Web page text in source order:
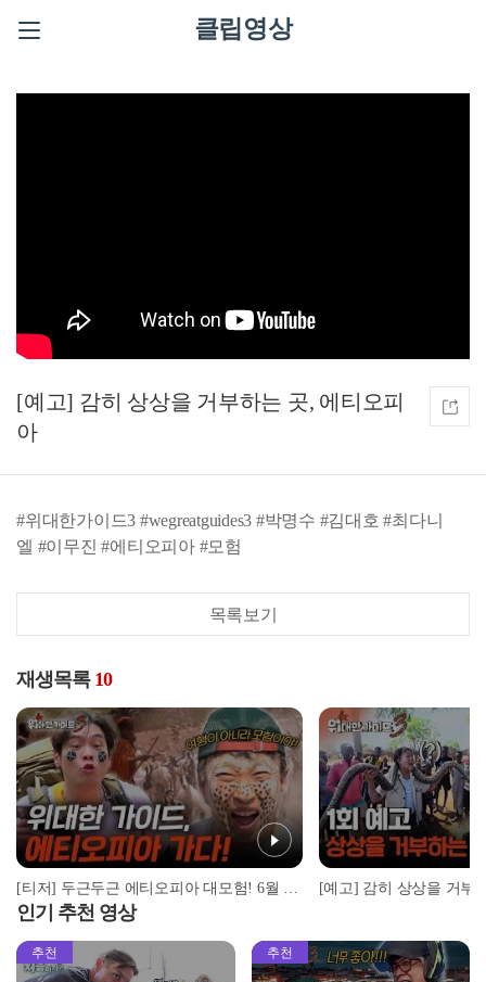
클립영상
[예고] 감히 상상을 거부하는 곳, 에티오피
아
#위대한가이드3 #wegreatguides3 #박명수 #김대호 #최다니
엘 #이무진 #에티오피아 #모험
목록보기
재생목록 10
[티저] 두근두근 에티오피아 대모험! 6월 9일 화요일 첫방송
인기 추천 영상
추천 추천